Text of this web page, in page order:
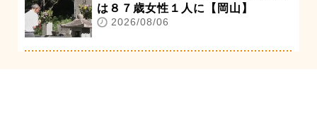
は８７歳女性１人に【岡山】
2026/08/06